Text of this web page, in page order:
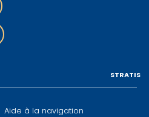
Aide à la navigation
STRATIS